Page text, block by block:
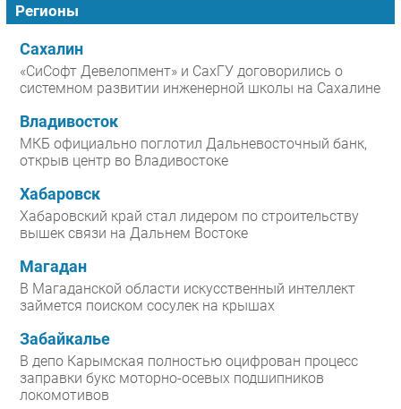
Регионы
Сахалин
«СиСофт Девелопмент» и СахГУ договорились о
системном развитии инженерной школы на Сахалине
Владивосток
МКБ официально поглотил Дальневосточный банк,
открыв центр во Владивостоке
Хабаровск
Хабаровский край стал лидером по строительству
вышек связи на Дальнем Востоке
Магадан
В Магаданской области искусственный интеллект
займется поиском сосулек на крышах
Забайкалье
В депо Карымская полностью оцифрован процесс
заправки букс моторно-осевых подшипников
локомотивов